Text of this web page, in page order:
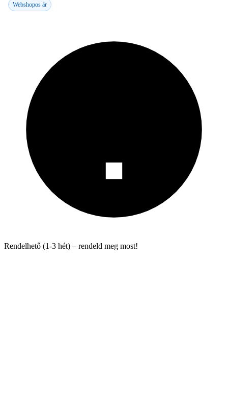
Webshopos ár
Rendelhető (1-3 hét) – rendeld meg most!